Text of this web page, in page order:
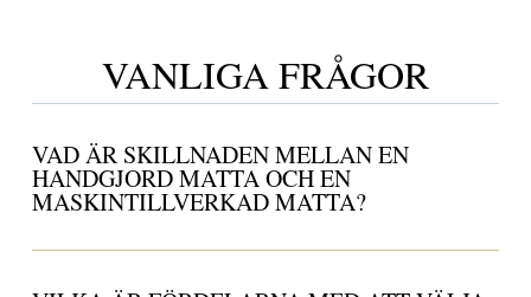
VANLIGA FRÅGOR
VAD ÄR SKILLNADEN MELLAN EN
HANDGJORD MATTA OCH EN
MASKINTILLVERKAD MATTA?